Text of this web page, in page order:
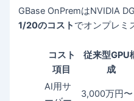
GBase OnPremはNVIDIA
1/20のコスト でオンプレミ
コスト
項目
従来型GPU
成
AI用サ
3,000万円〜